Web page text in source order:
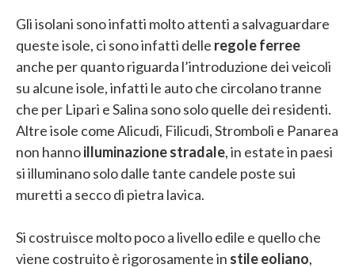
Gli isolani sono infatti molto attenti a salvaguardare
queste isole, ci sono infatti delle regole ferree
anche per quanto riguarda l’introduzione dei veicoli
su alcune isole, infatti le auto che circolano tranne
che per Lipari e Salina sono solo quelle dei residenti.
Altre isole come Alicudi, Filicudi, Stromboli e Panarea
non hannoilluminazione stradale, in estate in paesi
si illuminano solo dalle tante candele poste sui
muretti a secco di pietra lavica.
Si costruisce molto poco a livello edile e quello che
viene costruito è rigorosamente in stile eoliano,